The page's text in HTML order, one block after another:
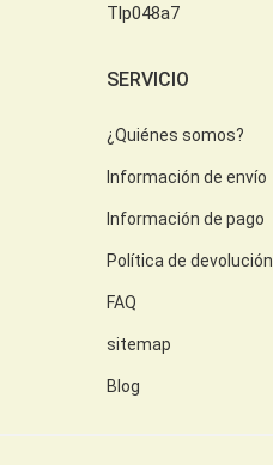
Tlp048a7
SERVICIO
¿Quiénes somos?
Información de envío
Información de pago
Política de devolución
FAQ
sitemap
Blog